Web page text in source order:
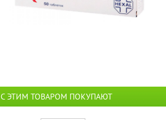
С ЭТИМ ТОВАРОМ ПОКУПАЮТ